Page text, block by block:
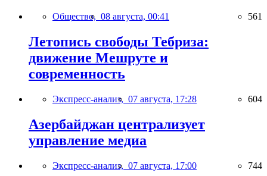
Общество, 08 августа, 00:41 561
Летопись свободы Тебриза:
движение Мешруте и
современность
Экспресс-анализ, 07 августа, 17:28 604
Азербайджан централизует
управление медиа
Экспресс-анализ, 07 августа, 17:00 744